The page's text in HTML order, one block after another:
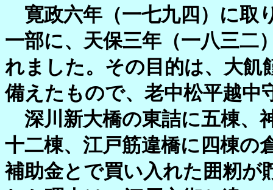
寛政六年（一七九四）に取
一部に、天保三年（一八三二
れました。その目的は、大飢
備えたもので、老中松平越中
深川新大橋の東詰に五棟、
十二棟、江戸筋違橋に四棟の
補助金とで買い入れた囲籾が